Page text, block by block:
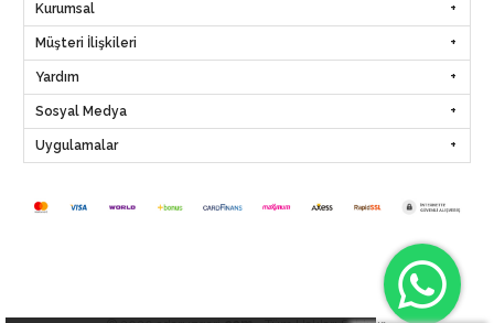
Kurumsal
Müşteri İlişkileri
Yardım
Sosyal Medya
Uygulamalar